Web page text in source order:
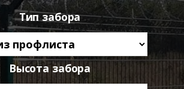
Тип забора
Высота забора